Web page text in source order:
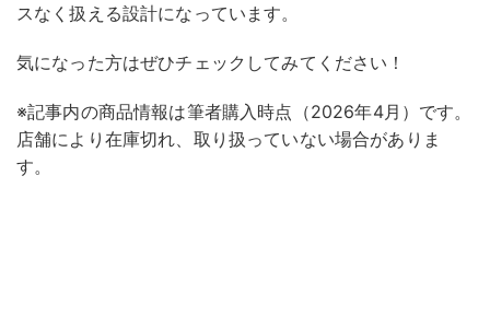
スなく扱える設計になっています。
気になった方はぜひチェックしてみてください！
※記事内の商品情報は筆者購入時点（2026年4月）です。
店舗により在庫切れ、取り扱っていない場合がありま
す。